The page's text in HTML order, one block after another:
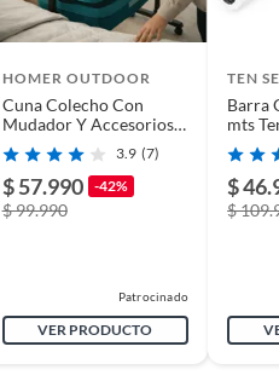
Nuevo
devolver tal cual como se le
entrega en la caja.
HOMER OUTDOOR
Cuna Colecho Con
Mudador Y Accesorios
verde oscuro Homer
3.9 (7)
$ 57.990 -42%
$ 99.990
Patrocinado
VER PRODUCTO
TEN
Barra
mts
$
$